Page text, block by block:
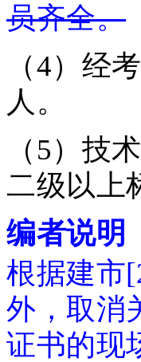
员齐全。
（4）经
人。
（5）技
二级以上
编者说明
根据建市
外，取消
证书的现